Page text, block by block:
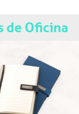
de Oficina